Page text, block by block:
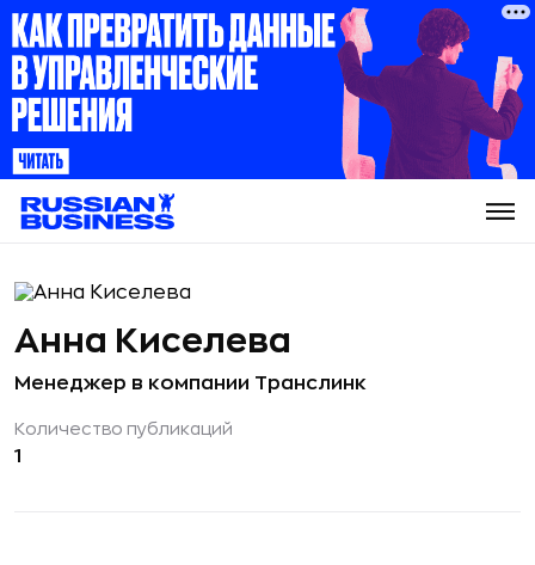
Анна Киселева
Менеджер в компании Транслинк
Количество публикаций
1